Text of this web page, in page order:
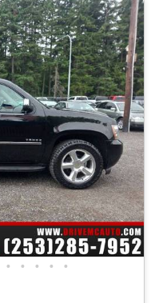
• • • • •